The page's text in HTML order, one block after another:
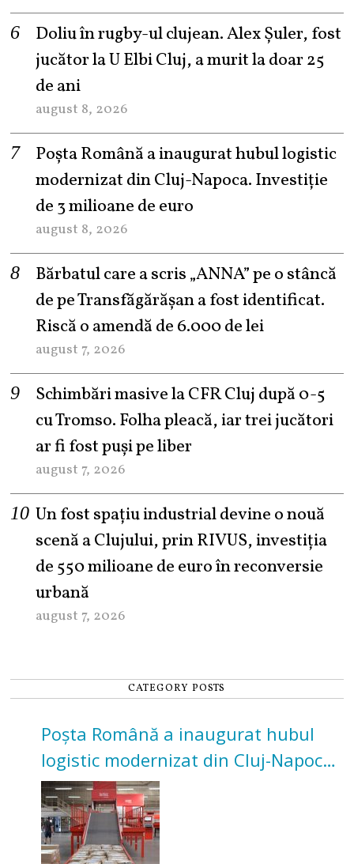
Doliu în rugby-ul clujean. Alex Șuler, fost
jucător la U Elbi Cluj, a murit la doar 25
de ani
august 8, 2026
Poșta Română a inaugurat hubul logistic
modernizat din Cluj-Napoca. Investiție
de 3 milioane de euro
august 8, 2026
Bărbatul care a scris „ANNA” pe o stâncă
de pe Transfăgărășan a fost identificat.
Riscă o amendă de 6.000 de lei
august 7, 2026
Schimbări masive la CFR Cluj după 0-5
cu Tromso. Folha pleacă, iar trei jucători
ar fi fost puși pe liber
august 7, 2026
Un fost spațiu industrial devine o nouă
scenă a Clujului, prin RIVUS, investiția
de 550 milioane de euro în reconversie
urbană
august 7, 2026
CATEGORY POSTS
Poșta Română a inaugurat hubul
logistic modernizat din Cluj-Napoca.
Investiție de 3 milioane de euro